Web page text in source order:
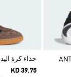
حذاء كرة اليد SPEZIAL
KD 39.75